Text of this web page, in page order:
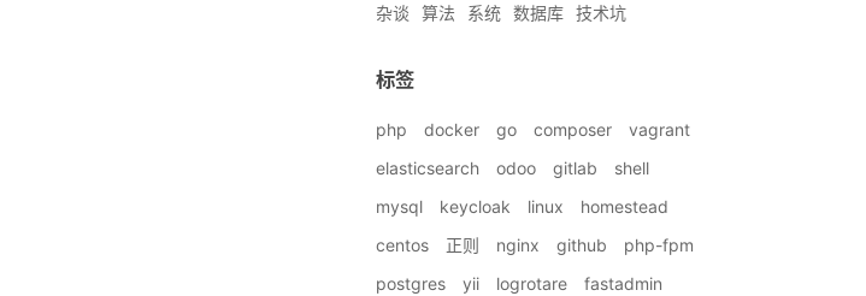
杂谈 算法 系统 数据库 技术坑
标签
php docker go composer
vagrant
elasticsearch
odoo gitlab
shell
mysql
keycloak linux
homestead
centos
正则 nginx github
php-fpm
postgres
yii logrotare
fastadmin